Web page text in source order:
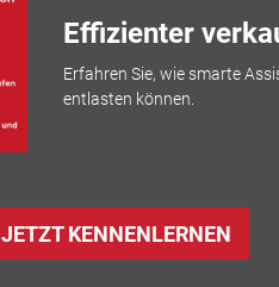
Effizienter
Erfahren Sie, wie smarte
entlasten können.
JETZT KENNENLERNEN